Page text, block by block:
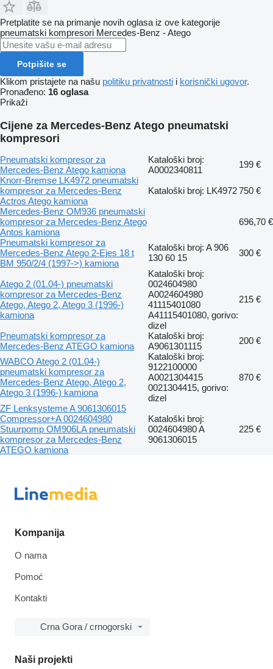
Pretplatite se na primanje novih oglasa iz ove kategorije
pneumatski kompresori Mercedes-Benz - Atego
Potpišite se
Klikom pristajete na našu politiku privatnosti i korisnički ugovor.
Pronađeno: 16 oglasa
Prikaži
Cijene za Mercedes-Benz Atego pneumatski
kompresori
Pneumatski kompresor za
Mercedes-Benz Atego kamiona
Kataloški broj:
A0002340811
199 €
Knorr-Bremse LK4972 pneumatski
kompresor za Mercedes-Benz
Actros Atego kamiona
Kataloški broj: LK4972750 €
Mercedes-Benz OM936 pneumatski
kompresor za Mercedes-Benz Atego
Antos kamiona
696,70 €
Pneumatski kompresor za
Mercedes-Benz Atego 2-Ejes 18 t
BM 950/2/4 (1997->) kamiona
Kataloški broj: A 906
130 60 15
300 €
Atego 2 (01.04-) pneumatski
kompresor za Mercedes-Benz
Atego, Atego 2, Atego 3 (1996-)
kamiona
Kataloški broj:
0024604980
A0024604980
41115401080
A41115401080, gorivo:
dizel
215 €
Pneumatski kompresor za
Mercedes-Benz ATEGO kamiona
Kataloški broj:
A9061301115
200 €
WABCO Atego 2 (01.04-)
pneumatski kompresor za
Mercedes-Benz Atego, Atego 2,
Atego 3 (1996-) kamiona
Kataloški broj:
9122100000
A0021304415
0021304415, gorivo:
dizel
870 €
ZF Lenksysteme A 9061306015
Compressor+A 0024604980
Stuurpomp OM906LA pneumatski
kompresor za Mercedes-Benz
ATEGO kamiona
Kataloški broj:
0024604980 A
9061306015
225 €
Kompanija
O nama
Pomoć
Kontakti
Crna Gora / crnogorski
Naši projekti